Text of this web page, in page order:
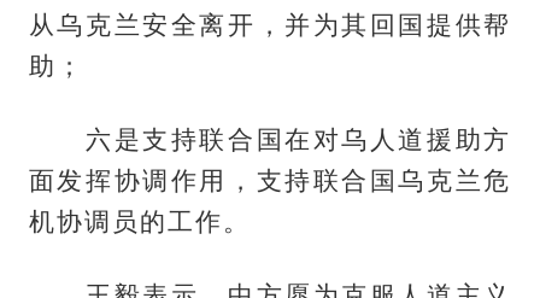
从乌克兰安全离开，并为其回国提供帮
助；
六是支持联合国在对乌人道援助方
面发挥协调作用，支持联合国乌克兰危
机协调员的工作。